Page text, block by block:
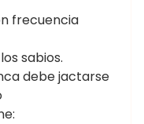
frecuencia
sabios.
debe jactarse